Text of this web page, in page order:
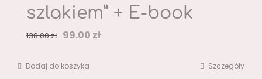
szlakiem” + E-book
138.00zł Pierwotna
wynosiła:
99.00 złAktualna
Dodaj do koszyka Szczegóły